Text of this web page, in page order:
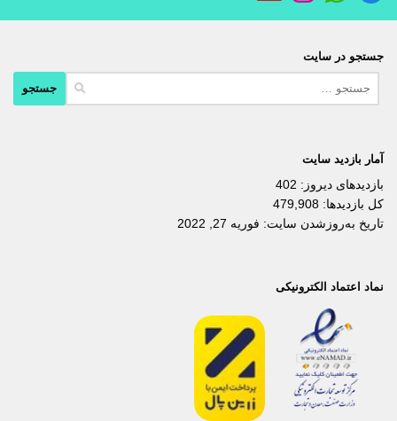
جستجو در سایت
آمار بازدید سایت
بازدیدهای دیروز: 402
کل بازدیدها: 479,908
تاریخ به‌روزشدن سایت: فوریه 27, 2022
نماد اعتماد الکترونیکی